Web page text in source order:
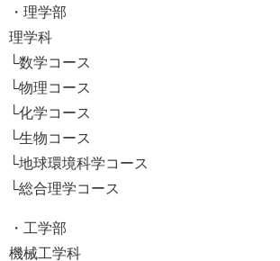
・理学部
理学科
└数学コース
└物理コース
└化学コース
└生物コース
└地球環境科学コース
└総合理学コース
・工学部
機械工学科